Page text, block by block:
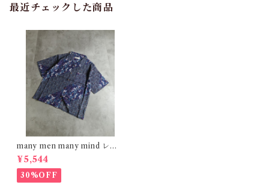
最近チェックした商品
many men many mind レー
ヨン 総柄シャツ 花柄 ブルー
M2615061
¥5,544
30%OFF